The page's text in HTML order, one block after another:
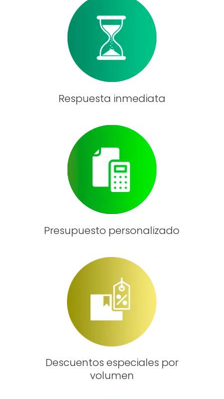
Respuesta inmediata
Presupuesto personalizado
Descuentos especiales por
volumen